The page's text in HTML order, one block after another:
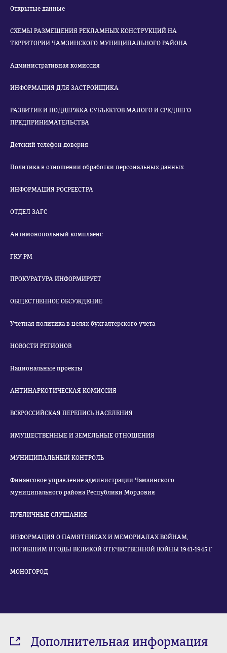
Открытые данные
СХЕМЫ РАЗМЕЩЕНИЯ РЕКЛАМНЫХ КОНСТРУКЦИЙ НА
ТЕРРИТОРИИ ЧАМЗИНСКОГО МУНИЦИПАЛЬНОГО РАЙОНА
Административная комиссия
ИНФОРМАЦИЯ ДЛЯ ЗАСТРОЙЩИКА
РАЗВИТИЕ И ПОДДЕРЖКА СУБЪЕКТОВ МАЛОГО И СРЕДНЕГО
ПРЕДПРИНИМАТЕЛЬСТВА
Детский телефон доверия
Политика в отношении обработки персональных данных
ИНФОРМАЦИЯ РОСРЕЕСТРА
ОТДЕЛ ЗАГС
Антимонопольный комплаенс
ГКУ РМ
ПРОКУРАТУРА ИНФОРМИРУЕТ
ОБЩЕСТВЕННОЕ ОБСУЖДЕНИЕ
Учетная политика в целях бухгалтерского учета
НОВОСТИ РЕГИОНОВ
Национальные проекты
АНТИНАРКОТИЧЕСКАЯ КОМИССИЯ
ВСЕРОССИЙСКАЯ ПЕРЕПИСЬ НАСЕЛЕНИЯ
ИМУЩЕСТВЕННЫЕ И ЗЕМЕЛЬНЫЕ ОТНОШЕНИЯ
МУНИЦИПАЛЬНЫЙ КОНТРОЛЬ
Финансовое управление администрации Чамзинского
муниципального района Республики Мордовия
ПУБЛИЧНЫЕ СЛУШАНИЯ
ИНФОРМАЦИЯ О ПАМЯТНИКАХ И МЕМОРИАЛАХ ВОЙНАМ,
ПОГИБШИМ В ГОДЫ ВЕЛИКОЙ ОТЕЧЕСТВЕННОЙ ВОЙНЫ 1941-1945 Г
МОНОГОРОД
Дополнительная информация